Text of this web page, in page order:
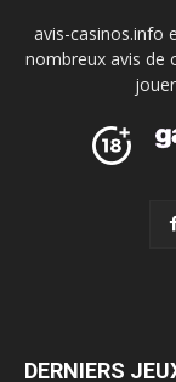
avis-casinos.info
nombreux avis de
DERNIERS